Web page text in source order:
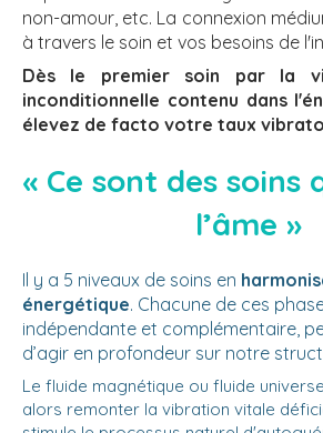
non-amour, etc. La connexion
à travers le soin et vos besoins de
Dès le premier soin par la
inconditionnelle contenu dans
élevez de facto votre taux
« Ce sont des soins
l’âme »
Il y a 5 niveaux de soins en
énergétique. Chacune de ces
indépendante et complémentaire,
d’agir en profondeur sur notre
Le fluide magnétique ou fluide
alors remonter la vibration vitale